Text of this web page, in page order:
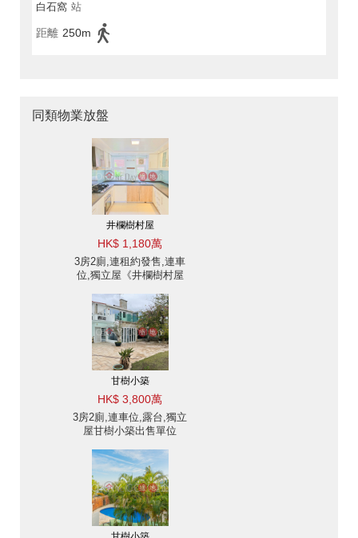
白石窩 站
距離 250m
同類物業放盤
井欄樹村屋
HK$ 1,180萬
3房2廁,連租約發售,連車
位,獨立屋《井欄樹村屋
甘樹小築
HK$ 3,800萬
3房2廁,連車位,露台,獨立
屋甘樹小築出售單位